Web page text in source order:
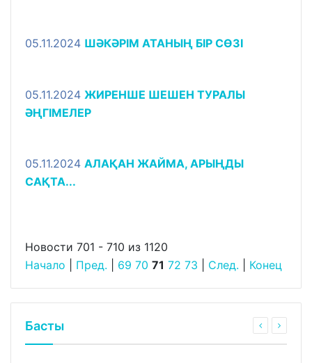
05.11.2024 ШӘКӘРІМ АТАНЫҢ БІР СӨЗІ
05.11.2024 ЖИРЕНШЕ ШЕШЕН ТУРАЛЫ
ӘҢГІМЕЛЕР
05.11.2024 АЛАҚАН ЖАЙМА, АРЫҢДЫ
САҚТА...
Новости 701 - 710 из 1120
Начало
Пред. 69 70 71 72 73 След. Конец
Басты